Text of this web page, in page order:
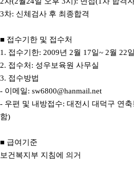
3차: 신체검사 후 최종합격
■ 접수기한 및 접수처
1. 접수기한: 2009년 2월 17일~ 2월 22
2. 접수처: 성우보육원 사무실
3. 접수방법
- 이메일: sw6800@hanmail.net
- 우편 및 내방접수: 대전시 대덕구 연
함)
■ 급여기준
보건복지부 지침에 의거